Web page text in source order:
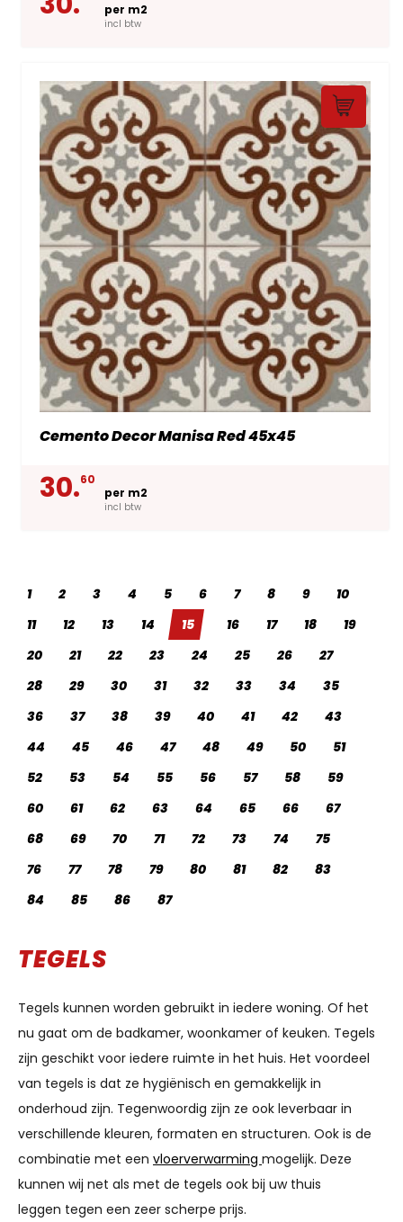
per m2
incl btw
Cemento Decor Manisa Red 45x45
30.60
per m2
incl btw
1 2 3 4 5 6 7 8 9
10
11
12 13 14 15 16 17 18
19
20
21 22 23 24 25 26
27
28
29 30 31 32 33 34
35
36
37 38 39 40 41 42
43
44
45 46 47 48 49 50
51
52
53 54 55 56 57 58
59
60
61 62 63 64 65 66
67
68
69 70 71 72 73 74
75
76
77 78 79 80 81 82
83
84
85 86 87
TEGELS
Tegels kunnen worden gebruikt in iedere woning. Of het
nu gaat om de badkamer, woonkamer of keuken. Tegels
zijn geschikt voor iedere ruimte in het huis. Het voordeel
van tegels is dat ze hygiënisch en gemakkelijk in
onderhoud zijn. Tegenwoordig zijn ze ook leverbaar in
verschillende kleuren, formaten en structuren. Ook is de
combinatie met een vloerverwarming mogelijk. Deze
kunnen wij net als met de tegels ook bij uw thuis
leggen tegen een zeer scherpe prijs.